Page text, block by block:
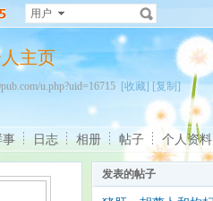
用户
主页
u.php?uid=16715 [收藏] [复制]
事 日志 相册 帖子 个人资料
发表的帖子